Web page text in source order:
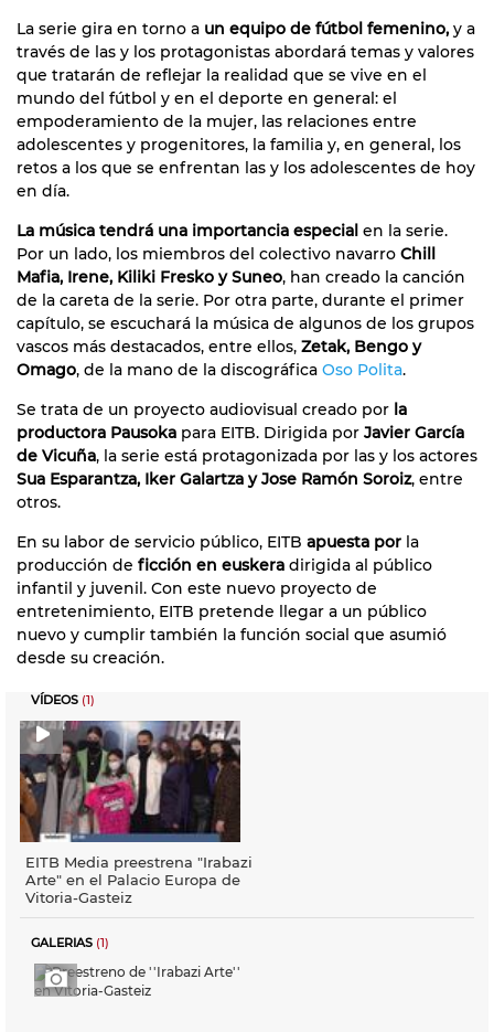
La serie gira en torno a un equipo de fútbol femenino, y a
través de las y los protagonistas abordará temas y valores
que tratarán de reflejar la realidad que se vive en el
mundo del fútbol y en el deporte en general: el
empoderamiento de la mujer, las relaciones entre
adolescentes y progenitores, la familia y, en general, los
retos a los que se enfrentan las y los adolescentes de hoy
en día.
La música tendrá una importancia especial en la serie.
Por un lado, los miembros del colectivo navarro Chill
Mafia, Irene, Kiliki Fresko y Suneo, han creado la canción
de la careta de la serie. Por otra parte, durante el primer
capítulo, se escuchará la música de algunos de los grupos
vascos más destacados, entre ellos, Zetak, Bengo y
Omago, de la mano de la discográfica Oso Polita.
Se trata de un proyecto audiovisual creado por la
productora Pausoka para EITB. Dirigida por Javier García
de Vicuña, la serie está protagonizada por las y los actores
Sua Esparantza, Iker Galartza y Jose Ramón Soroiz, entre
otros.
En su labor de servicio público, EITB apuesta por la
producción de ficción en euskera dirigida al público
infantil y juvenil. Con este nuevo proyecto de
entretenimiento, EITB pretende llegar a un público
nuevo y cumplir también la función social que asumió
desde su creación.
VÍDEOS (1)
EITB Media preestrena "Irabazi
Arte" en el Palacio Europa de
Vitoria-Gasteiz
GALERIAS (1)